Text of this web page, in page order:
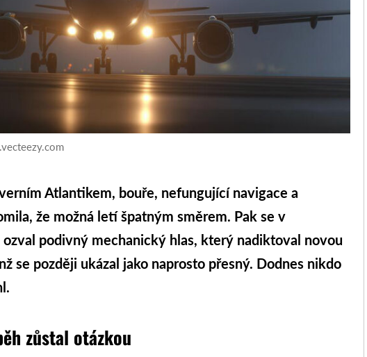
Atlantikem, bouře, nefungující navigace a
že možná letí špatným směrem. Pak se v
podivný mechanický hlas, který nadiktoval novou
se později ukázal jako naprosto přesný. Dodnes nikdo
zůstal otázkou